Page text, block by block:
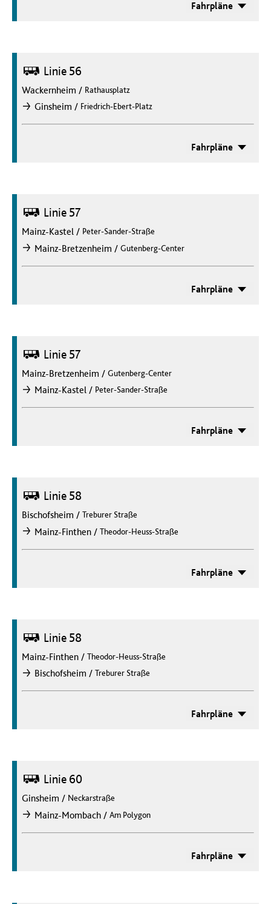
Fahrpläne
Bus Linie 56
Wackernheim / Rathausplatz
nachGinsheim / Friedrich-Ebert-Platz
Fahrpläne
Bus Linie 57
Mainz-Kastel / Peter-Sander-Straße
nachMainz-Bretzenheim / Gutenberg-Center
Fahrpläne
Bus Linie 57
Mainz-Bretzenheim / Gutenberg-Center
nachMainz-Kastel / Peter-Sander-Straße
Fahrpläne
Bus Linie 58
Bischofsheim / Treburer Straße
nachMainz-Finthen / Theodor-Heuss-Straße
Fahrpläne
Bus Linie 58
Mainz-Finthen / Theodor-Heuss-Straße
nachBischofsheim / Treburer Straße
Fahrpläne
Bus Linie 60
Ginsheim / Neckarstraße
nachMainz-Mombach / Am Polygon
Fahrpläne